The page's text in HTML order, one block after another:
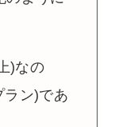
)なの
ラン)であ